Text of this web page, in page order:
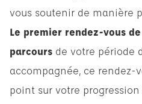
vous soutenir de manière
Le premier rendez-vous
parcours de votre période
accompagnée, ce rendez-
point sur votre